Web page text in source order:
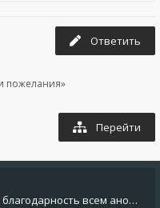
Ответить
пожелания»
Перейти
Хочу выразить искреннюю благодарность всем анонимным пользователям, которые поддержали наше сообщество финансово. Благод